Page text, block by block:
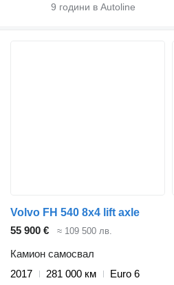
9 години в Autoline
Volvo FH 540 8x4 lift axle
55 900 €
≈ 109 500 лв.
Камион самосвал
2017
281 000 км
Euro 6